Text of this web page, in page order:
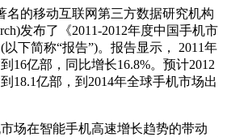
的移动互联网第三方数据研究机构
发布了《2011-2012年度中国手机市
下简称“报告”)。报告显示， 2011年
16亿部，同比增长16.8%。预计2012
18.1亿部，到2014年全球手机市场出
在智能手机高速增长趋势的带动